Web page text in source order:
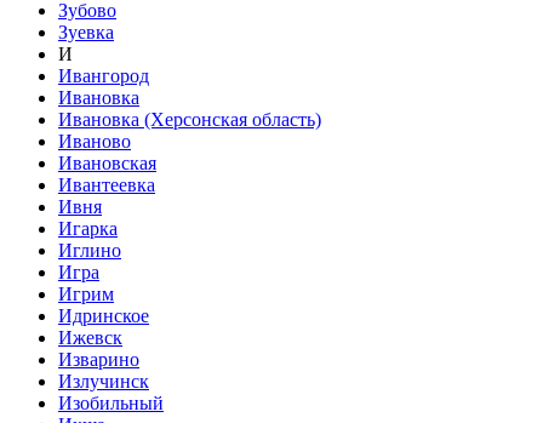
Зубово
Зуевка
И
Ивангород
Ивановка
Ивановка (Херсонская область)
Иваново
Ивановская
Ивантеевка
Ивня
Игарка
Иглино
Игра
Игрим
Идринское
Ижевск
Изварино
Излучинск
Изобильный